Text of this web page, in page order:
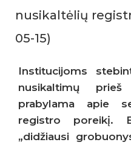
nusikaltėlių
05-15)
Institucijoms
nusikaltimų
prabylama apie
registro poreikį.
„didžiausi